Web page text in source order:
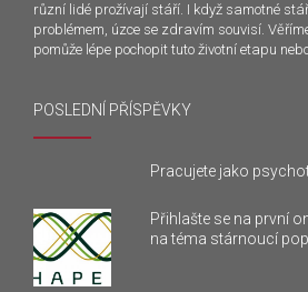
různí lidé prožívají stáří. I když samotné
problémem, úzce se zdravím souvisí.
pomůže lépe pochopit tuto životní etapu
POSLEDNÍ PŘÍSPĚVKY
Pracujete jako
Přihlašte se na první
na téma stárnoucí